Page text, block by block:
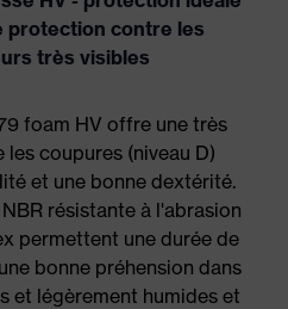
protection contre les
très visibles
foam HV offre une très
coupures (niveau D)
et une bonne dextérité.
résistante à l'abrasion
permettent une durée de
bonne préhension dans
et légèrement humides et